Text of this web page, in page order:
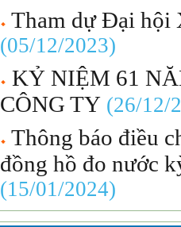
Tham dự Đại hội
(05/12/2023)
KỶ NIỆM 61
CÔNG TY (26/12/
Thông báo điều
đồng hồ đo nước
(15/01/2024)